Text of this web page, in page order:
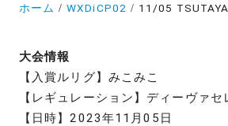
ホーム WXDiCP02 11/05 TSUTAYA BOOK
大会情報
【入賞ルリグ】みこみこ
【レギュレーション】ディーヴァセ
【日時】2023年11月05日